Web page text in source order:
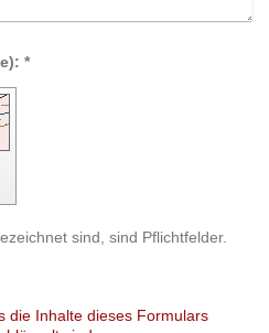
Captcha (Spam-Schutz-Code): *
sind, sind Pflichtfelder.
die Inhalte dieses Formulars